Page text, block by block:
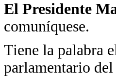
El Presidente
comuníquese.
Tiene la palabra
parlamentario